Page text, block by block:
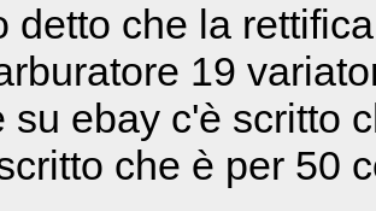
detto che la
19
su ebay c'è scritto
che è per 50